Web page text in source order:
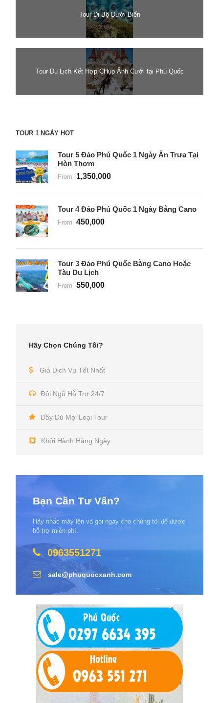
Tour Đi Bộ Dưới Biển
Tour Du Lịch Kết Hợp CHụp Ảnh Cưới tại Phú Quốc
TOUR 1 NGÀY HOT
Tour 5 Đảo Phú Quốc 1 Ngày Ăn Trưa Tại
Hòn Thơm
From 1,350,000
Tour 4 Đảo Phú Quốc 1 Ngày Bằng Cano
From 450,000
Tour 3 Đảo Phú Quốc Bằng Cano Hoặc
Tàu Du Lịch
From 550,000
Hãy Chọn Chúng Tôi?
Giá Dịch Vụ Tốt Nhất
Đội Ngũ Hỗ Trợ 24/7
Đầy Đủ Mọi Loại Tour
Khởi Hành Hàng Ngày
Bạn Cần Tư Vấn?
Hãy nhấc máy lên và gọi ngay cho chúng tôi để được
hỗ trợ miễn phí.
0963551271
sale@phuquocxanh.com